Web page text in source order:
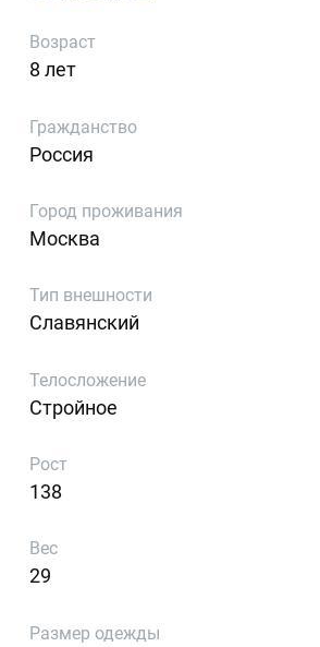
Возраст
8 лет
Гражданство
Россия
Город проживания
Москва
Тип внешности
Славянский
Телосложение
Стройное
Рост
138
Вес
29
Размер одежды